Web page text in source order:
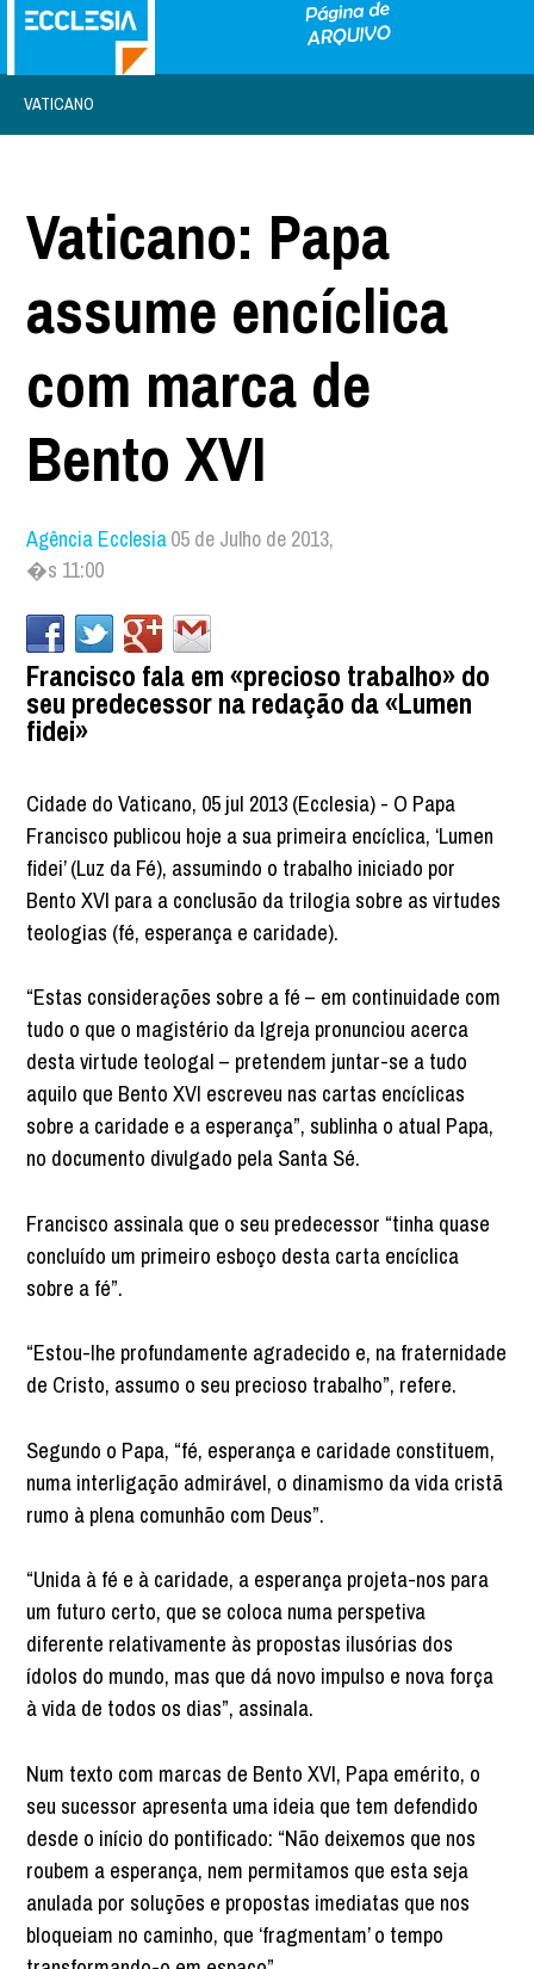
VATICANO
Vaticano: Papa
assume encíclica
com marca de
Bento XVI
Agência Ecclesia05 de Julho de 2013,
�s 11:00
Francisco fala em «precioso trabalho» do
seu predecessor na redação da «Lumen
fidei»
Cidade do Vaticano, 05 jul 2013 (Ecclesia) - O Papa
Francisco publicou hoje a sua primeira encíclica, ‘Lumen
fidei’ (Luz da Fé), assumindo o trabalho iniciado por
Bento XVI para a conclusão da trilogia sobre as virtudes
teologias (fé, esperança e caridade).
“Estas considerações sobre a fé – em continuidade com
tudo o que o magistério da Igreja pronunciou acerca
desta virtude teologal – pretendem juntar-se a tudo
aquilo que Bento XVI escreveu nas cartas encíclicas
sobre a caridade e a esperança”, sublinha o atual Papa,
no documento divulgado pela Santa Sé.
Francisco assinala que o seu predecessor “tinha quase
concluído um primeiro esboço desta carta encíclica
sobre a fé”.
“Estou-lhe profundamente agradecido e, na fraternidade
de Cristo, assumo o seu precioso trabalho”, refere.
Segundo o Papa, “fé, esperança e caridade constituem,
numa interligação admirável, o dinamismo da vida cristã
rumo à plena comunhão com Deus”.
“Unida à fé e à caridade, a esperança projeta-nos para
um futuro certo, que se coloca numa perspetiva
diferente relativamente às propostas ilusórias dos
ídolos do mundo, mas que dá novo impulso e nova força
à vida de todos os dias”, assinala.
Num texto com marcas de Bento XVI, Papa emérito, o
seu sucessor apresenta uma ideia que tem defendido
desde o início do pontificado: “Não deixemos que nos
roubem a esperança, nem permitamos que esta seja
anulada por soluções e propostas imediatas que nos
bloqueiam no caminho, que ‘fragmentam’ o tempo